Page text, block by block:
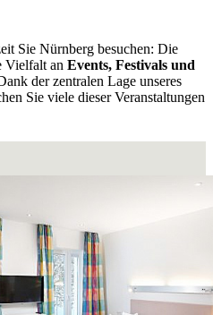
Sie Nürnberg besuchen: Die
Vielfalt an Events, Festivals und
der zentralen Lage unseres
Sie viele dieser Veranstaltungen